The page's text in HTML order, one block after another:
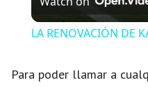
LA RENOVACIÓN DE
Para poder llamar a